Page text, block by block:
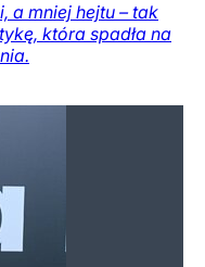
a mniej hejtu – tak
która spadła na